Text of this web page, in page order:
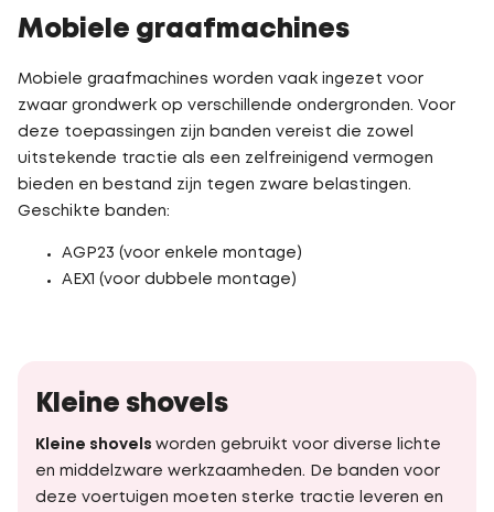
Mobiele graafmachines
Mobiele graafmachines worden vaak ingezet voor
zwaar grondwerk op verschillende ondergronden. Voor
deze toepassingen zijn banden vereist die zowel
uitstekende tractie als een zelfreinigend vermogen
bieden en bestand zijn tegen zware belastingen.
Geschikte banden:
AGP23 (voor enkele montage)
AEX1 (voor dubbele montage)
Kleine shovels
Kleine shovels worden gebruikt voor diverse lichte
en middelzware werkzaamheden. De banden voor
deze voertuigen moeten sterke tractie leveren en